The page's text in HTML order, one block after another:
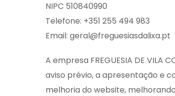
NIPC 510840990
Telefone: +351 255 494 983
Email: geral@freguesiasdalixa.pt
A empresa FREGUESIA DE
aviso prévio, a apresentação e
melhoria do website,